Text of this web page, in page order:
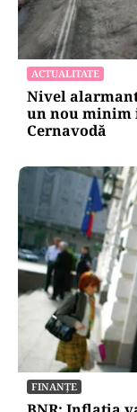
ACTUALITATE
Țigările și
intră în
încearcă să o
ACTUALITATE
Nivel
un nou minim
Cernavodă